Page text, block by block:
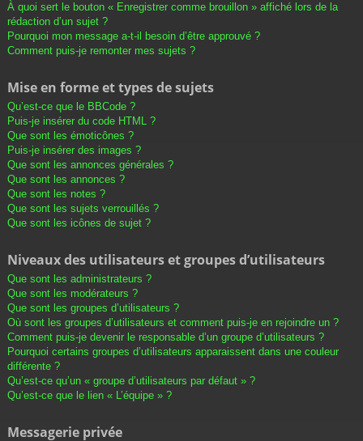
À quoi sert le bouton « Enregistrer comme brouillon » affiché lors de la
rédaction d’un sujet ?
Pourquoi mon message a-t-il besoin d’être approuvé ?
Comment puis-je remonter mes sujets ?
Mise en forme et types de sujets
Qu’est-ce que le BBCode ?
Puis-je insérer du code HTML ?
Que sont les émoticônes ?
Puis-je insérer des images ?
Que sont les annonces générales ?
Que sont les annonces ?
Que sont les notes ?
Que sont les sujets verrouillés ?
Que sont les icônes de sujet ?
Niveaux des utilisateurs et groupes d’utilisateurs
Que sont les administrateurs ?
Que sont les modérateurs ?
Que sont les groupes d’utilisateurs ?
Où sont les groupes d’utilisateurs et comment puis-je en rejoindre un ?
Comment puis-je devenir le responsable d’un groupe d’utilisateurs ?
Pourquoi certains groupes d’utilisateurs apparaissent dans une couleur
différente ?
Qu’est-ce qu’un « groupe d’utilisateurs par défaut » ?
Qu’est-ce que le lien « L’équipe » ?
Messagerie privée